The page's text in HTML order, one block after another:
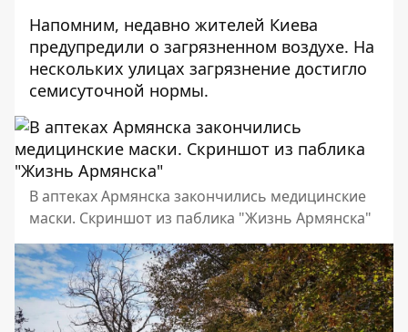
Напомним, недавно жителей Киева
предупредили о загрязненном воздухе. На
нескольких улицах загрязнение достигло
семисуточной нормы.
В аптеках Армянска закончились медицинские
маски. Скриншот из паблика "Жизнь Армянска"